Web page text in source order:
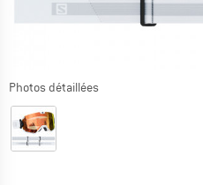
Photos détaillées